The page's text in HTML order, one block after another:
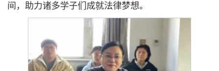
间，助力诸多学子们成就法律梦想。